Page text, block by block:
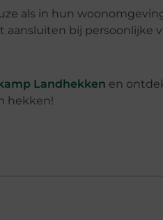
als in hun
bij persoonlijke
Landhekken en
hekken!